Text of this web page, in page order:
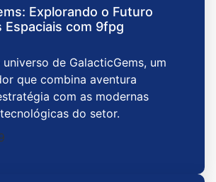
Explorando o Futuro
Espaciais com 9fpg
de GalacticGems, um
que combina aventura
com as modernas
do setor.